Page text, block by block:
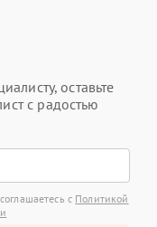
оставьте
с радостью
с Политикой